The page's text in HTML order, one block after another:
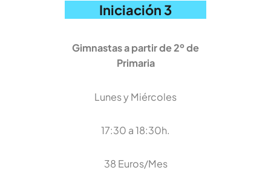
Iniciación 3
Gimnastas a partir de 2º de
Primaria
Lunes y Miércoles
17:30 a 18:30h.
38 Euros/Mes